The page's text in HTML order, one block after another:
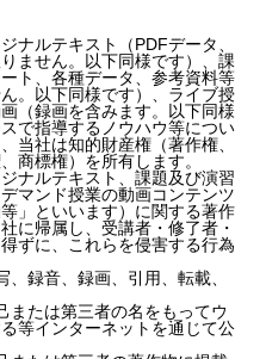
ナルテキスト（PDFデータ、
ません。以下同様です）、課
ト、各種データ、参考資料等
。以下同様です）、ライブ授
（録画を含みます。以下同様
で指導するノウハウ等につい
当社は知的財産権（著作権、
商標権）を所有します。
ナルテキスト、課題及び演習
マンド授業の動画コンテンツ
」といいます）に関する著作
に帰属し、受講者・修了者・
ずに、これらを侵害する行為
録音、録画、引用、転載、
または第三者の名をもってウ
等インターネットを通じて公